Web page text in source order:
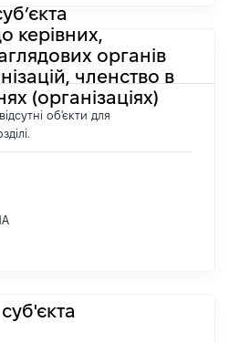
керівних,
органів
членство в
(організаціях)
об'єкти для